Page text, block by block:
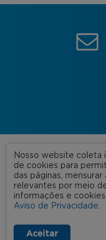
FGV
reservados
Termos de
Nosso website coleta
de cookies para
das páginas,
relevantes por meio
informações e
Aviso de Privacidade.
Aceitar